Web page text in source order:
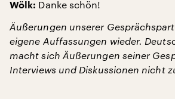
Wölk: Danke schön!
Äußerungen unserer
eigene Auffassungen wieder.
macht sich Äußerungen seiner
Interviews und Diskussionen nicht